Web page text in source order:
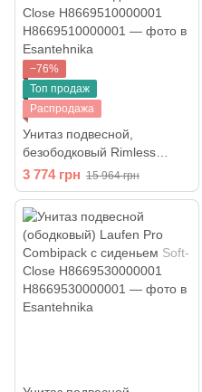
−76%
Топ продаж
Распродажа
Унитаз подвесной,
безободковый Rimless
Laufen Pro с сиденьем Soft
Close H8669510000001
3 774 грн 15 964 грн